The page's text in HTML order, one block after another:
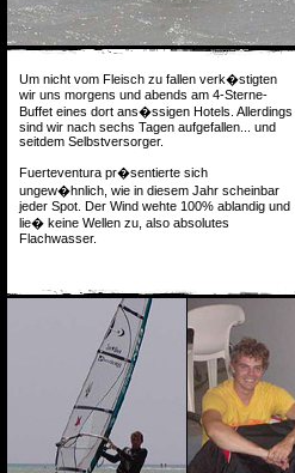
Um nicht vom Fleisch zu fallen verk�stigten
wir uns morgens und abends am 4-Sterne-
Buffet eines dort ans�ssigen Hotels. Allerdings
sind wir nach sechs Tagen aufgefallen... und
seitdem Selbstversorger.
Fuerteventura pr�sentierte sich
ungew�hnlich, wie in diesem Jahr scheinbar
jeder Spot. Der Wind wehte 100% ablandig und
lie� keine Wellen zu, also absolutes
Flachwasser.